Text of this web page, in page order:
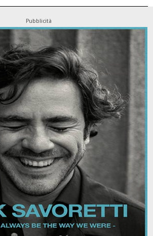
Pubblicità